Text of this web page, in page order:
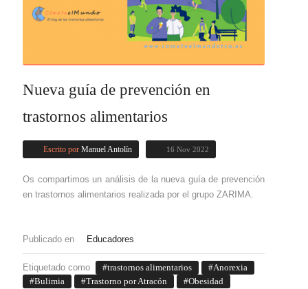
Nueva guía de prevención en
trastornos alimentarios
Escrito por Manuel Antolín 16 Nov 2022
Os compartimos un análisis de la nueva guía de prevención
en trastornos alimentarios realizada por el grupo ZARIMA.
Publicado en Educadores
Etiquetado como trastornos alimentarios
Anorexia
Bulimia
Trastorno por Atracón Obesidad